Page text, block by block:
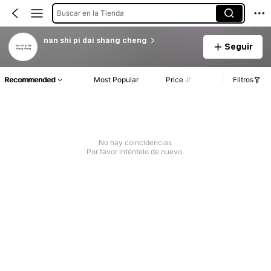
Buscar en la Tienda
nan shi pi dai shang cheng
Seguir
Recommended Most Popular Price Filtros
No hay coincidencias
Por favor inténtelo de nuevo.